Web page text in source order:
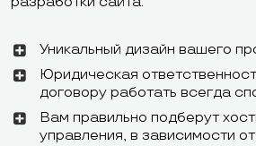
шаблонов
Уровень
кастомизации
Высокий
Уникальный дизайн вашего
Юридическая
договору работать всегда
Вам правильно подберут
управления, в зависимости